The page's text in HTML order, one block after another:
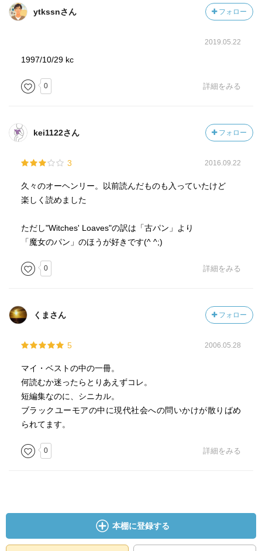
ytkssnさん フォロー
2019.05.22
1997/10/29 kc
0 詳細をみる
kei1122さん フォロー
3 2016.09.22
久々のオーヘンリー。以前読んだものも入っていたけど
楽しく読めました
ただし"Witches' Loaves"の訳は「古パン」より
「魔女のパン」のほうが好きです(^ ^;)
0 詳細をみる
くまさん フォロー
5 2006.05.28
マイ・ベストの中の一冊。
何読むか迷ったらとりあえずコレ。
短編集なのに、シニカル。
ブラックユーモアの中に現代社会への問いかけが散りばめ
られてます。
0 詳細をみる
本棚に登録する